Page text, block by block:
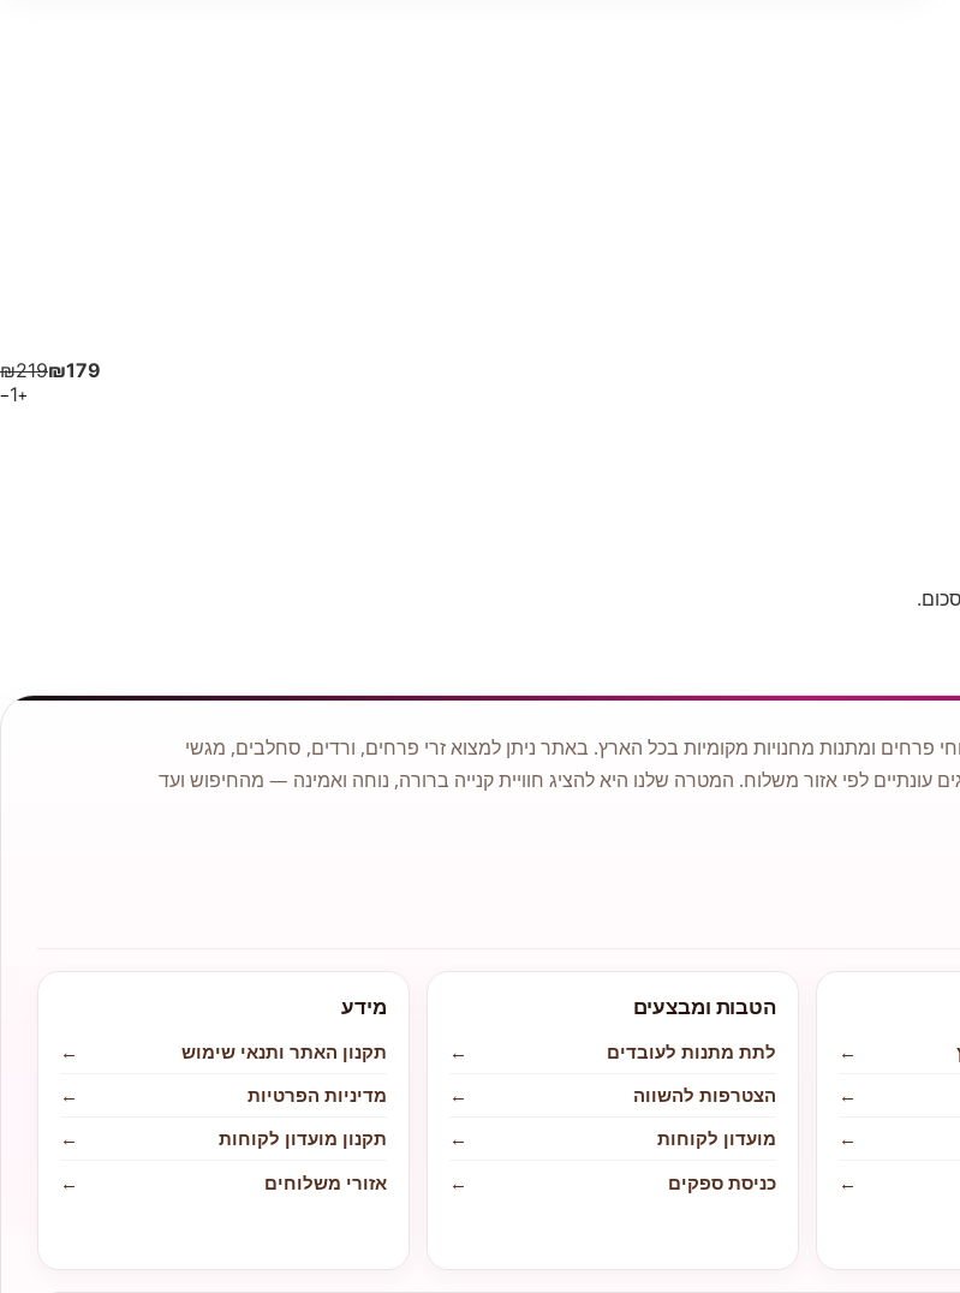
₪219₪179
−1+
פרחים ומתנות מחנויות מקומיות בכל הארץ. באתר ניתן למצוא זרי פרחים, ורדים, סחלבים, מגשי
עונתיים לפי אזור משלוח. המטרה שלנו היא להציג חוויית קנייה ברורה, נוחה ואמינה — מהחיפוש ועד
←
←
←
←
הטבות ומבצעים
לתת מתנות לעובדים
←
הצטרפות להשווה
←
מועדון לקוחות
←
כניסת ספקים
←
מידע
תקנון האתר ותנאי שימוש
←
מדיניות הפרטיות
←
תקנון מועדון לקוחות
←
אזורי משלוחים
←